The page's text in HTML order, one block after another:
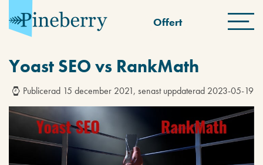
Offert
Yoast SEO vs RankMath
Publicerad 15 december 2021, senast uppdaterad 2023-05-19